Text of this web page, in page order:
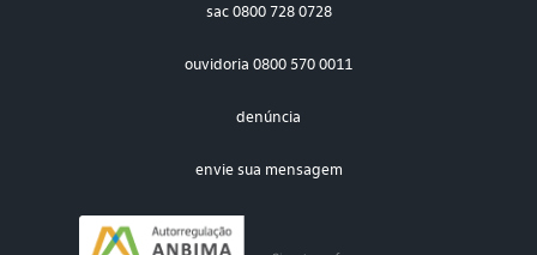
sac 0800 728 0728
ouvidoria 0800 570 0011
denúncia
envie sua mensagem